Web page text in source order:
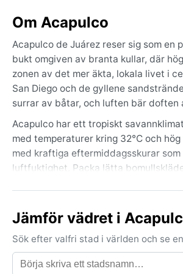
Om Acapulco
Acapulco de Juárez reser sig som
bukt omgiven av branta kullar, där
zonen av det mer äkta, lokala livet i
San Diego och de gyllene
surrar av båtar, och luften bär doften
Acapulco har ett tropiskt
med temperaturer kring 32°C och
med kraftiga eftermiddagsskurar
luftfuktighet. Packa lätta
känns fräsch. Notabelt
och skyfall. Ibland dyker en
men under regnperioden kan
solen dominerar, men naturens
Jämför vädret i
Sök efter valfri stad i världen och se